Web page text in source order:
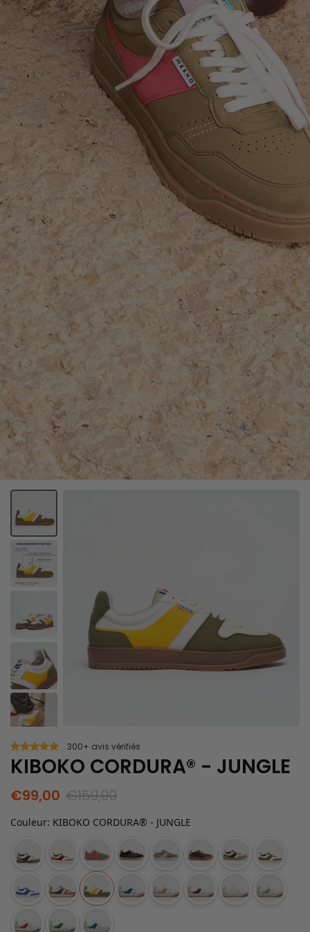
300+ avis vérifiés
KIBOKO CORDURA® - JUNGLE
€99,00 €159,00
Couleur: KIBOKO CORDURA® - JUNGLE